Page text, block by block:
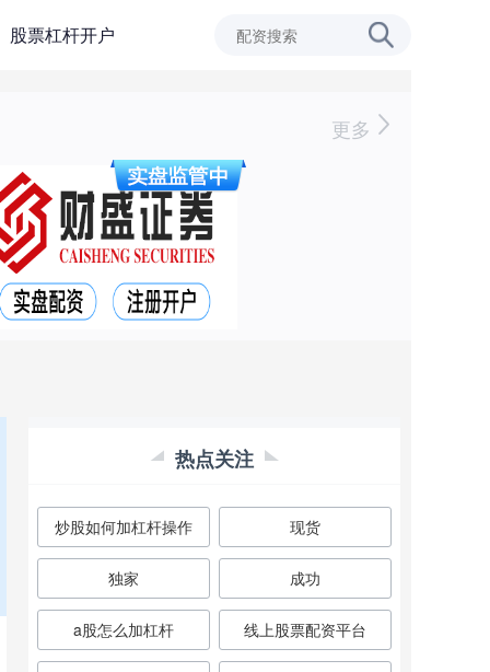
股票杠杆开户
更多
热点关注
炒股如何加杠杆操作 现货
独家 成功
a股怎么加杠杆 线上股票配资平台